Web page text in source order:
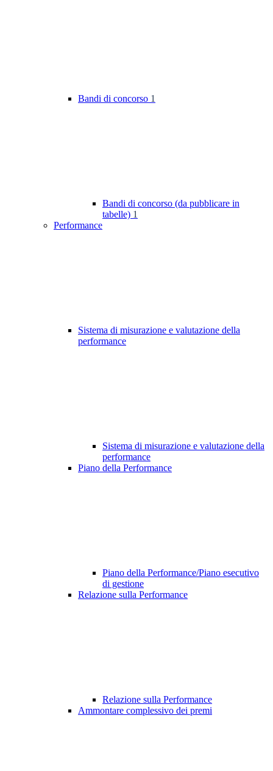
Bandi di concorso 1
Bandi di concorso (da pubblicare in
tabelle) 1
Performance
Sistema di misurazione e valutazione della
performance
Sistema di misurazione e valutazione della
performance
Piano della Performance
Piano della Performance/Piano esecutivo
di gestione
Relazione sulla Performance
Relazione sulla Performance
Ammontare complessivo dei premi